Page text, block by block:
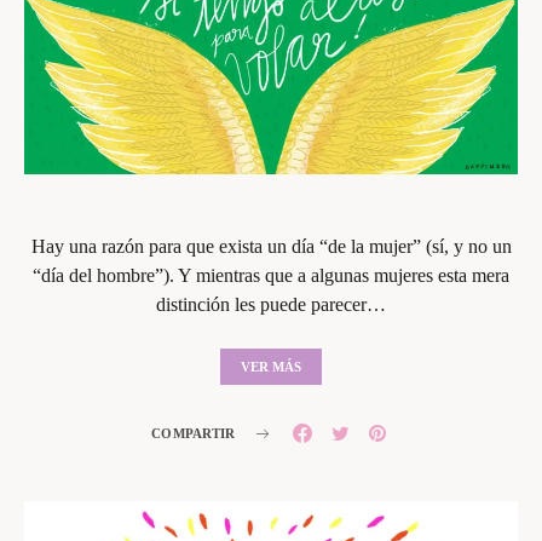
Hay una razón para que exista un día “de la mujer” (sí, y no un
“día del hombre”). Y mientras que a algunas mujeres esta mera
distinción les puede parecer…
VER MÁS
COMPARTIR